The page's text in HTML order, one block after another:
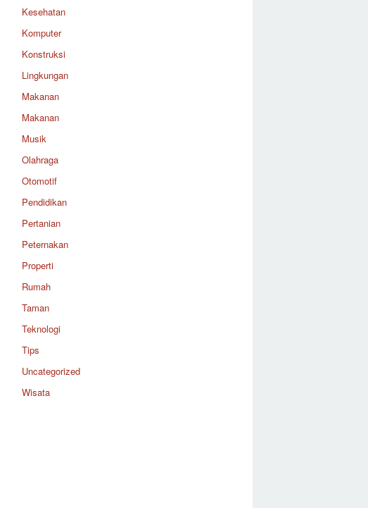
Kesehatan
Komputer
Konstruksi
Lingkungan
Makanan
Makanan
Musik
Olahraga
Otomotif
Pendidikan
Pertanian
Peternakan
Properti
Rumah
Taman
Teknologi
Tips
Uncategorized
Wisata